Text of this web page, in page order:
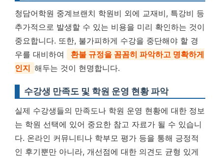
청담어학원 중계브랜치 학원비 외에 교재비, 특강비 등
추가적으로 발생할 수 있는 비용을 미리 확인하는 것이
중요합니다. 또한, 불가피하게 수강을 중단해야 할 경
우를 대비하여
환불 규정을 꼼꼼히 파악하고 명확하게
인지 해두는 것이 현명합니다.
수강생 만족도 및 학원 운영 현황 파악
실제 수강생들의 만족도나 학원 운영 현황에 대한 정보
는 학원 선택에 있어 중요한 참고 자료가 될 수 있습니
다. 온라인 커뮤니티나 학부모 평가 등을 통해 긍정적
인 후기뿐만 아니라, 개선점에 대한 의견도 균형 있게